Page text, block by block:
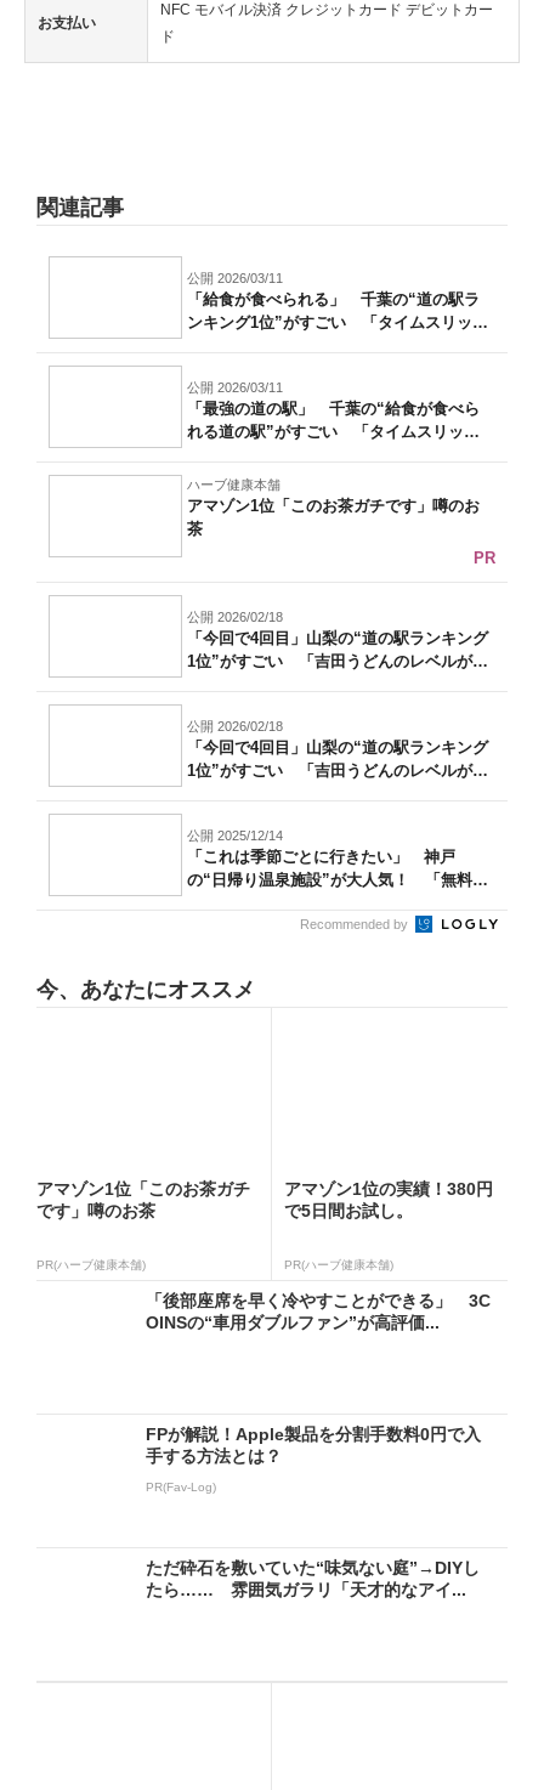
お支払い
NFC モバイル決済 クレジットカード デビットカー
ド
関連記事
公開 2026/03/11
「給食が食べられる」 千葉の“道の駅ラ
ンキング1位”がすごい 「タイムスリップ
公開 2026/03/11
「最強の道の駅」 千葉の“給食が食べら
れる道の駅”がすごい 「タイムスリップ
ハーブ健康本舗
アマゾン1位「このお茶ガチです」噂のお
茶
PR
公開 2026/02/18
「今回で4回目」山梨の“道の駅ランキング
1位”がすごい 「吉田うどんのレベルが
公開 2026/02/18
「今回で4回目」山梨の“道の駅ランキング
1位”がすごい 「吉田うどんのレベルが
公開 2025/12/14
「これは季節ごとに行きたい」 神戸
の“日帰り温泉施設”が大人気！ 「無料送
Recommended by
今、あなたにオススメ
アマゾン1位「このお茶ガチ
です」噂のお茶
PR(ハーブ健康本舗)
アマゾン1位の実績！380円
で5日間お試し。
PR(ハーブ健康本舗)
「後部座席を早く冷やすことができる」 3C
OINSの“車用ダブルファン”が高評価...
FPが解説！Apple製品を分割手数料0円で入
手する方法とは？
PR(Fav-Log)
ただ砕石を敷いていた“味気ない庭”→DIYし
たら…… 雰囲気ガラリ「天才的なアイ...